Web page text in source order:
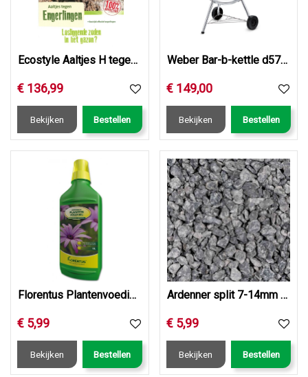
Ecostyle Aaltjes H tegen engerlingen 250 mln/500 m2
€ 136,99
Bekijken Bestellen
Weber Bar-b-kettle d57cm zwart
€ 149,00
Bekijken Bestellen
Florentus Plantenvoeding Universeel 1L
€ 5,99
Bekijken Bestellen
Ardenner split 7-14mm grijs
€ 5,99
Bekijken Bestellen